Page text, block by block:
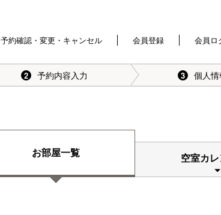
予約確認・変更・キャンセル 会員登録 会員ロ
2 予約内容入力 3 個人
お部屋一覧 空室カ